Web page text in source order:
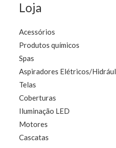
Loja
Acessórios
Produtos químicos
Spas
Aspiradores Elétricos/
Telas
Coberturas
Iluminação LED
Motores
Cascatas